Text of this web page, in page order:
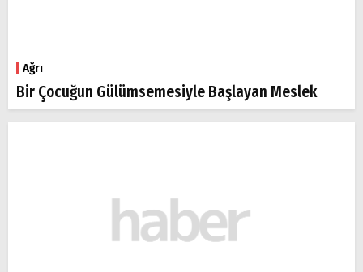
Ağrı
Bir Çocuğun Gülümsemesiyle Başlayan Meslek